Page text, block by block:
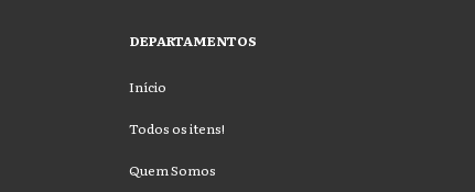
DEPARTAMENTOS
Início
Todos os itens!
Quem Somos